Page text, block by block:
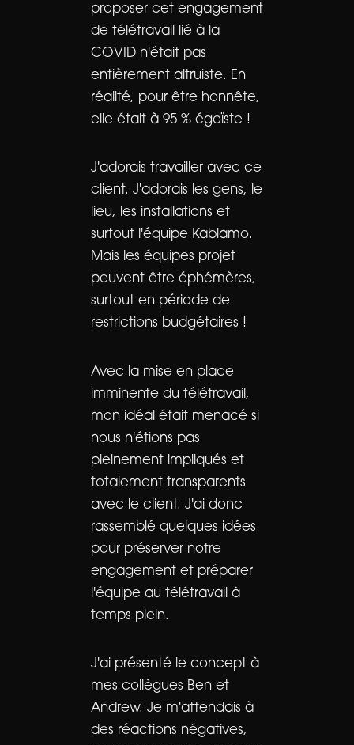
proposer cet engagement
de télétravail lié à la
COVID n'était pas
entièrement altruiste. En
réalité, pour être honnête,
elle était à 95 % égoïste !
J'adorais travailler avec ce
client. J'adorais les gens, le
lieu, les installations et
surtout l'équipe Kablamo.
Mais les équipes projet
peuvent être éphémères,
surtout en période de
restrictions budgétaires !
Avec la mise en place
imminente du télétravail,
mon idéal était menacé si
nous n'étions pas
pleinement impliqués et
totalement transparents
avec le client. J'ai donc
rassemblé quelques idées
pour préserver notre
engagement et préparer
l'équipe au télétravail à
temps plein.
J'ai présenté le concept à
mes collègues Ben et
Andrew. Je m'attendais à
des réactions négatives,